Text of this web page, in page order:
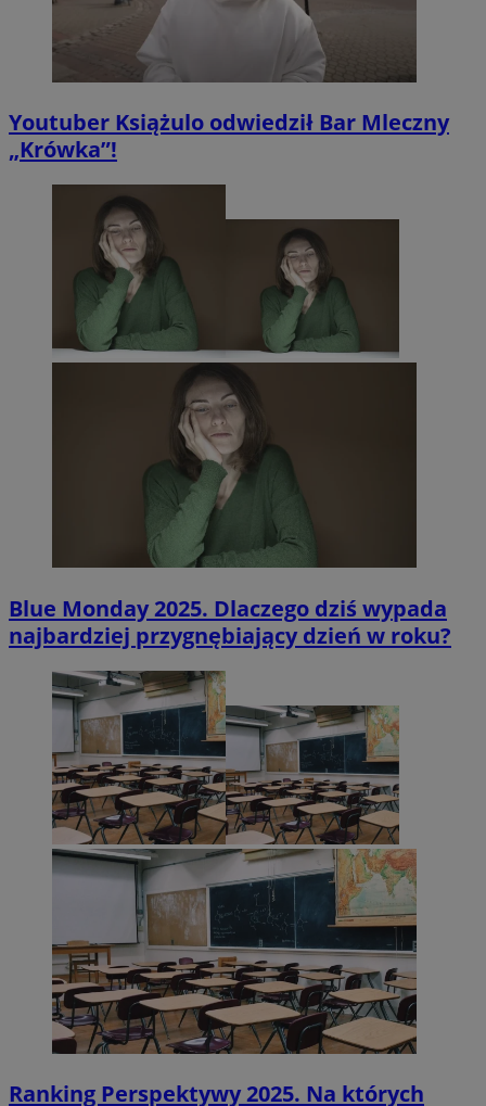
Youtuber Książulo odwiedził Bar Mleczny
„Krówka”!
Blue Monday 2025. Dlaczego dziś wypada
najbardziej przygnębiający dzień w roku?
Ranking Perspektywy 2025. Na których